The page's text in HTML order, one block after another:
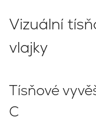
Vizuální
vlajky
Tísňové
C